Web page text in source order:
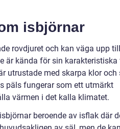
isbjörnar
rovdjuret och kan väga upp
är kända för sin karakteristiska
utrustade med skarpa klor och
päls fungerar som ett utmärkt
värmen i det kalla klimatet.
beroende av isflak där